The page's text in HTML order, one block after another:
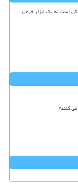
است نه یک ابزار فرعی
کنند؟